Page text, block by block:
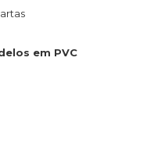
em PVC